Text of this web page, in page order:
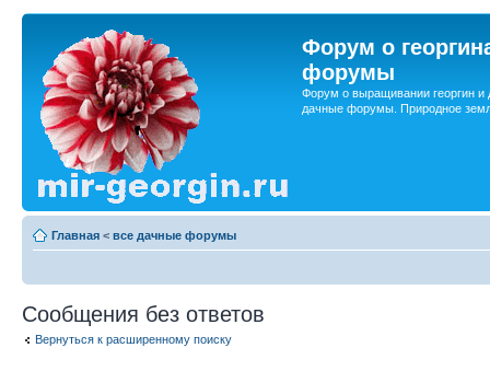
Форум о
форумы
Форум о выращивании георгин и
дачные форумы. Природное
Главная < все дачные форумы
Сообщения без ответов
Вернуться к расширенному поиску